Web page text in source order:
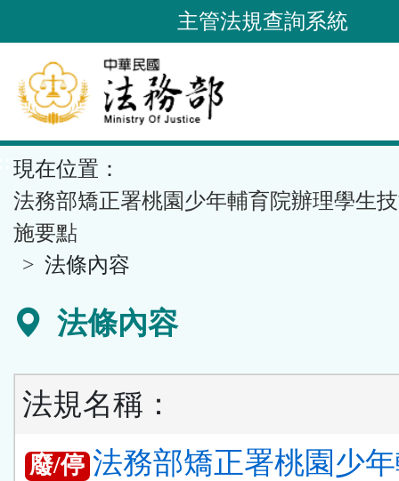
到
要
內
容
區
塊
主管法規查詢系統
現在位置：
法務部矯正署桃園少年輔育院辦理學生
施要點
法條內容
法條內容
法規名稱：
廢/停 法務部矯正署桃園少